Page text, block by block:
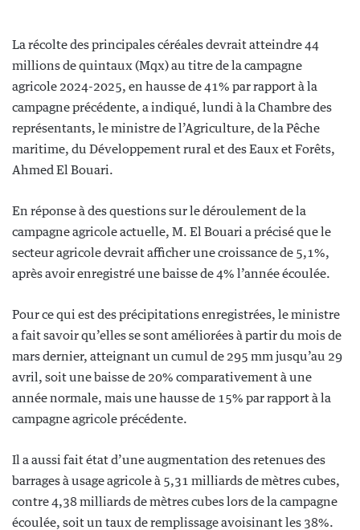
La récolte des principales céréales devrait atteindre 44
millions de quintaux (Mqx) au titre de la campagne
agricole 2024-2025, en hausse de 41% par rapport à la
campagne précédente, a indiqué, lundi à la Chambre des
représentants, le ministre de l’Agriculture, de la Pêche
maritime, du Développement rural et des Eaux et Forêts,
Ahmed El Bouari.
En réponse à des questions sur le déroulement de la
campagne agricole actuelle, M. El Bouari a précisé que le
secteur agricole devrait afficher une croissance de 5,1%,
après avoir enregistré une baisse de 4% l’année écoulée.
Pour ce qui est des précipitations enregistrées, le ministre
a fait savoir qu’elles se sont améliorées à partir du mois de
mars dernier, atteignant un cumul de 295 mm jusqu’au 29
avril, soit une baisse de 20% comparativement à une
année normale, mais une hausse de 15% par rapport à la
campagne agricole précédente.
Il a aussi fait état d’une augmentation des retenues des
barrages à usage agricole à 5,31 milliards de mètres cubes,
contre 4,38 milliards de mètres cubes lors de la campagne
écoulée, soit un taux de remplissage avoisinant les 38%.